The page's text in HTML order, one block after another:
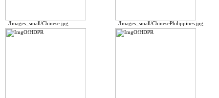
../Images_small/Chinese.jpg ../Images_small/ChinesePhilippines.jpg